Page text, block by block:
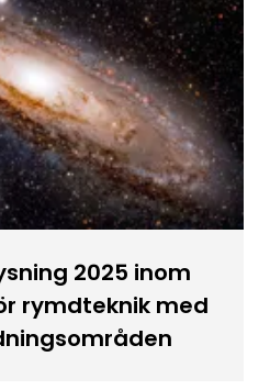
2025 inom
rymdteknik med